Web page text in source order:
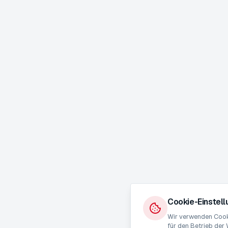
Cookie-
Wir verwenden
für den Betrieb der